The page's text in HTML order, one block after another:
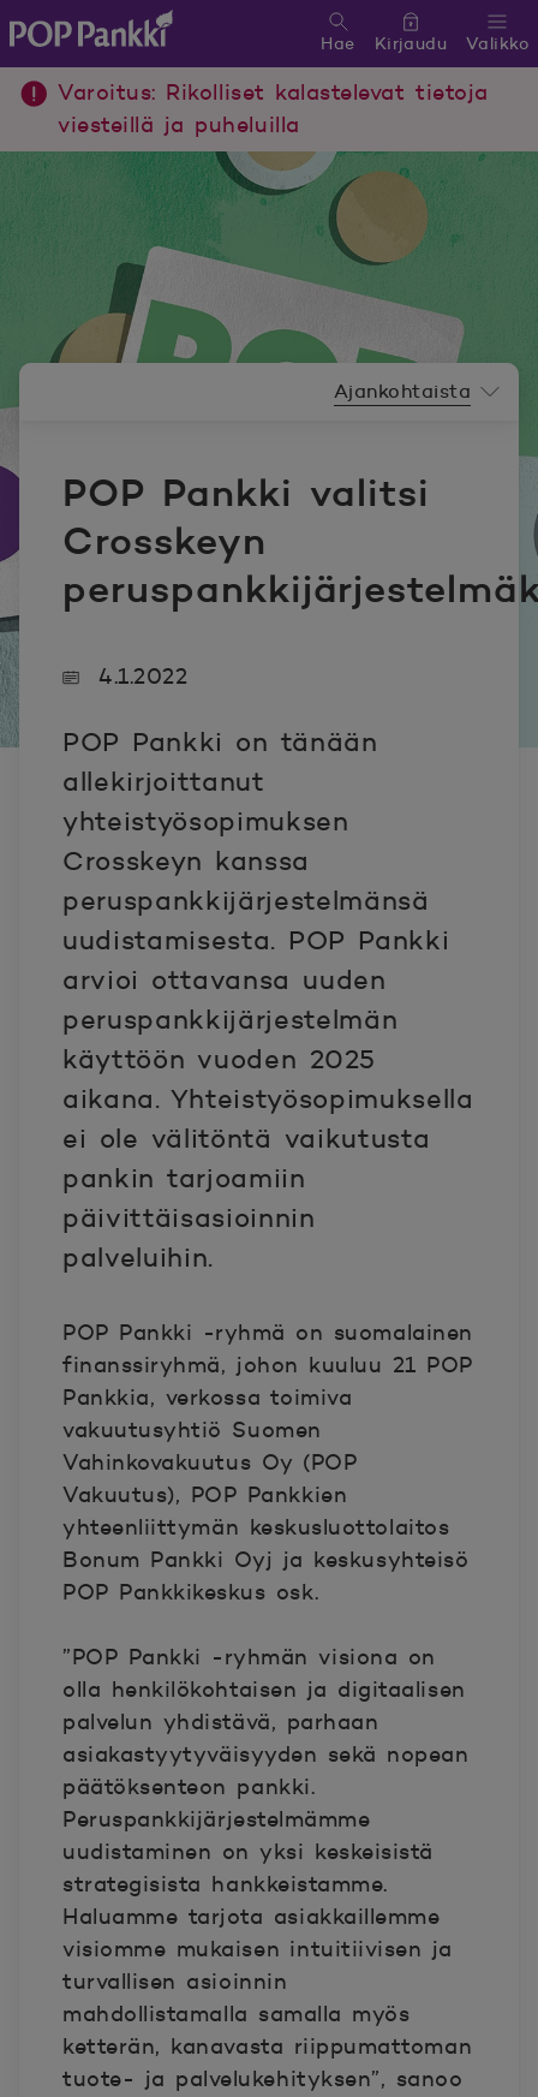
POP Pankki, etusivulle
Valikko
Hae Kirjaudu
Varoitus: Rikolliset kalastelevat tietoja
viesteillä ja puheluilla
POP Pankki valitsi
Crosskeyn
Ajankohtaista
4.1.2022
POP Pankki on tänään
allekirjoittanut
yhteistyösopimuksen
Crosskeyn kanssa
peruspankkijärjestelmänsä
uudistamisesta. POP Pankki
arvioi ottavansa uuden
peruspankkijärjestelmän
käyttöön vuoden 2025
aikana. Yhteistyösopimuksella
ei ole välitöntä vaikutusta
pankin tarjoamiin
päivittäisasioinnin
palveluihin.
POP Pankki -ryhmä on suomalainen
finanssiryhmä, johon kuuluu 21 POP
Pankkia, verkossa toimiva
vakuutusyhtiö Suomen
Vahinkovakuutus Oy (POP
Vakuutus), POP Pankkien
yhteenliittymän keskusluottolaitos
Bonum Pankki Oyj ja keskusyhteisö
POP Pankkikeskus osk.
”POP Pankki -ryhmän visiona on
olla henkilökohtaisen ja digitaalisen
palvelun yhdistävä, parhaan
asiakastyytyväisyyden sekä nopean
päätöksenteon pankki.
Peruspankkijärjestelmämme
uudistaminen on yksi keskeisistä
strategisista hankkeistamme.
Haluamme tarjota asiakkaillemme
visiomme mukaisen intuitiivisen ja
turvallisen asioinnin
mahdollistamalla samalla myös
ketterän, kanavasta riippumattoman
tuote- ja palvelukehityksen”, sanoo